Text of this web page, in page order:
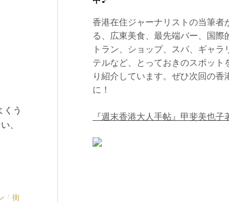
う
、
/ 街
香港在住ジャーナリストの当筆者
る、広東美食、最先端バー、国際
トラン、ショップ、スパ、ギャラ
テルなど、とっておきのスポット
り紹介しています。ぜひ次回の香
に！
『週末香港大人手帖』甲斐美也子